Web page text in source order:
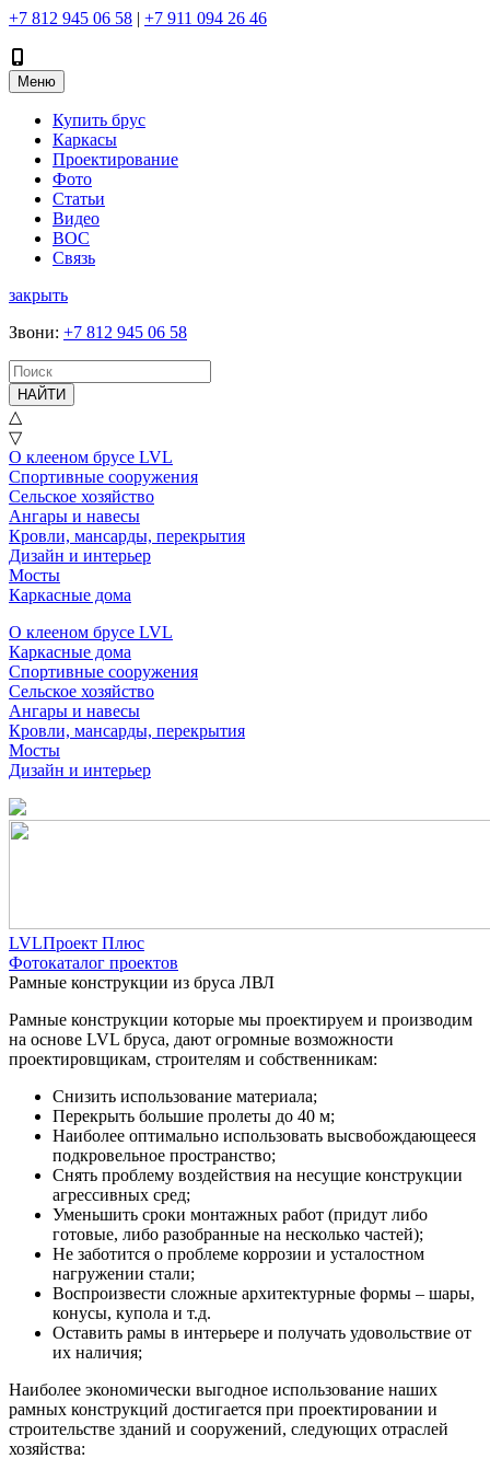
+7 812 945 06 58 | +7 911 094 26 46
Меню
Купить брус
Каркасы
Проектирование
Фото
Статьи
Видео
ВОС
Связь
закрыть
Звони: +7 812 945 06 58
НАЙТИ
△
▽
О клееном брусе LVL
Спортивные сооружения
Сельское хозяйство
Ангары и навесы
Кровли, мансарды, перекрытия
Дизайн и интерьер
Мосты
Каркасные дома
О клееном брусе LVL
Каркасные дома
Спортивные сооружения
Сельское хозяйство
Ангары и навесы
Кровли, мансарды, перекрытия
Мосты
Дизайн и интерьер
LVLПроект Плюс
Фотокаталог проектов
Рамные конструкции из бруса ЛВЛ
Рамные конструкции которые мы проектируем и производим
на основе LVL бруса, дают огромные возможности
проектировщикам, строителям и собственникам:
Снизить использование материала;
Перекрыть большие пролеты до 40 м;
Наиболее оптимально использовать высвобождающееся
подкровельное пространство;
Снять проблему воздействия на несущие конструкции
агрессивных сред;
Уменьшить сроки монтажных работ (придут либо
готовые, либо разобранные на несколько частей);
Не заботится о проблеме коррозии и усталостном
нагружении стали;
Воспроизвести сложные архитектурные формы – шары,
конусы, купола и т.д.
Оставить рамы в интерьере и получать удовольствие от
их наличия;
Наиболее экономически выгодное использование наших
рамных конструкций достигается при проектировании и
строительстве зданий и сооружений, следующих отраслей
хозяйства: